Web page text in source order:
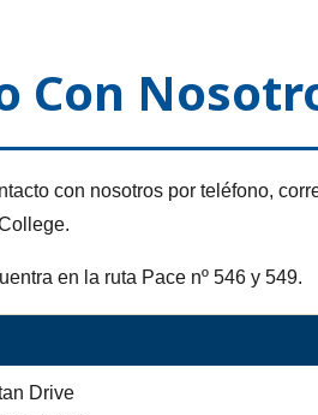
Con
con nosotros por teléfono,
en la ruta Pace nº 546 y 549.
Drive